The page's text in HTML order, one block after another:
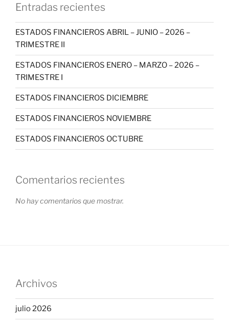
Entradas recientes
ESTADOS FINANCIEROS ABRIL – JUNIO – 2026 –
TRIMESTRE II
ESTADOS FINANCIEROS ENERO – MARZO – 2026 –
TRIMESTRE I
ESTADOS FINANCIEROS DICIEMBRE
ESTADOS FINANCIEROS NOVIEMBRE
ESTADOS FINANCIEROS OCTUBRE
Comentarios recientes
No hay comentarios que mostrar.
Archivos
julio 2026